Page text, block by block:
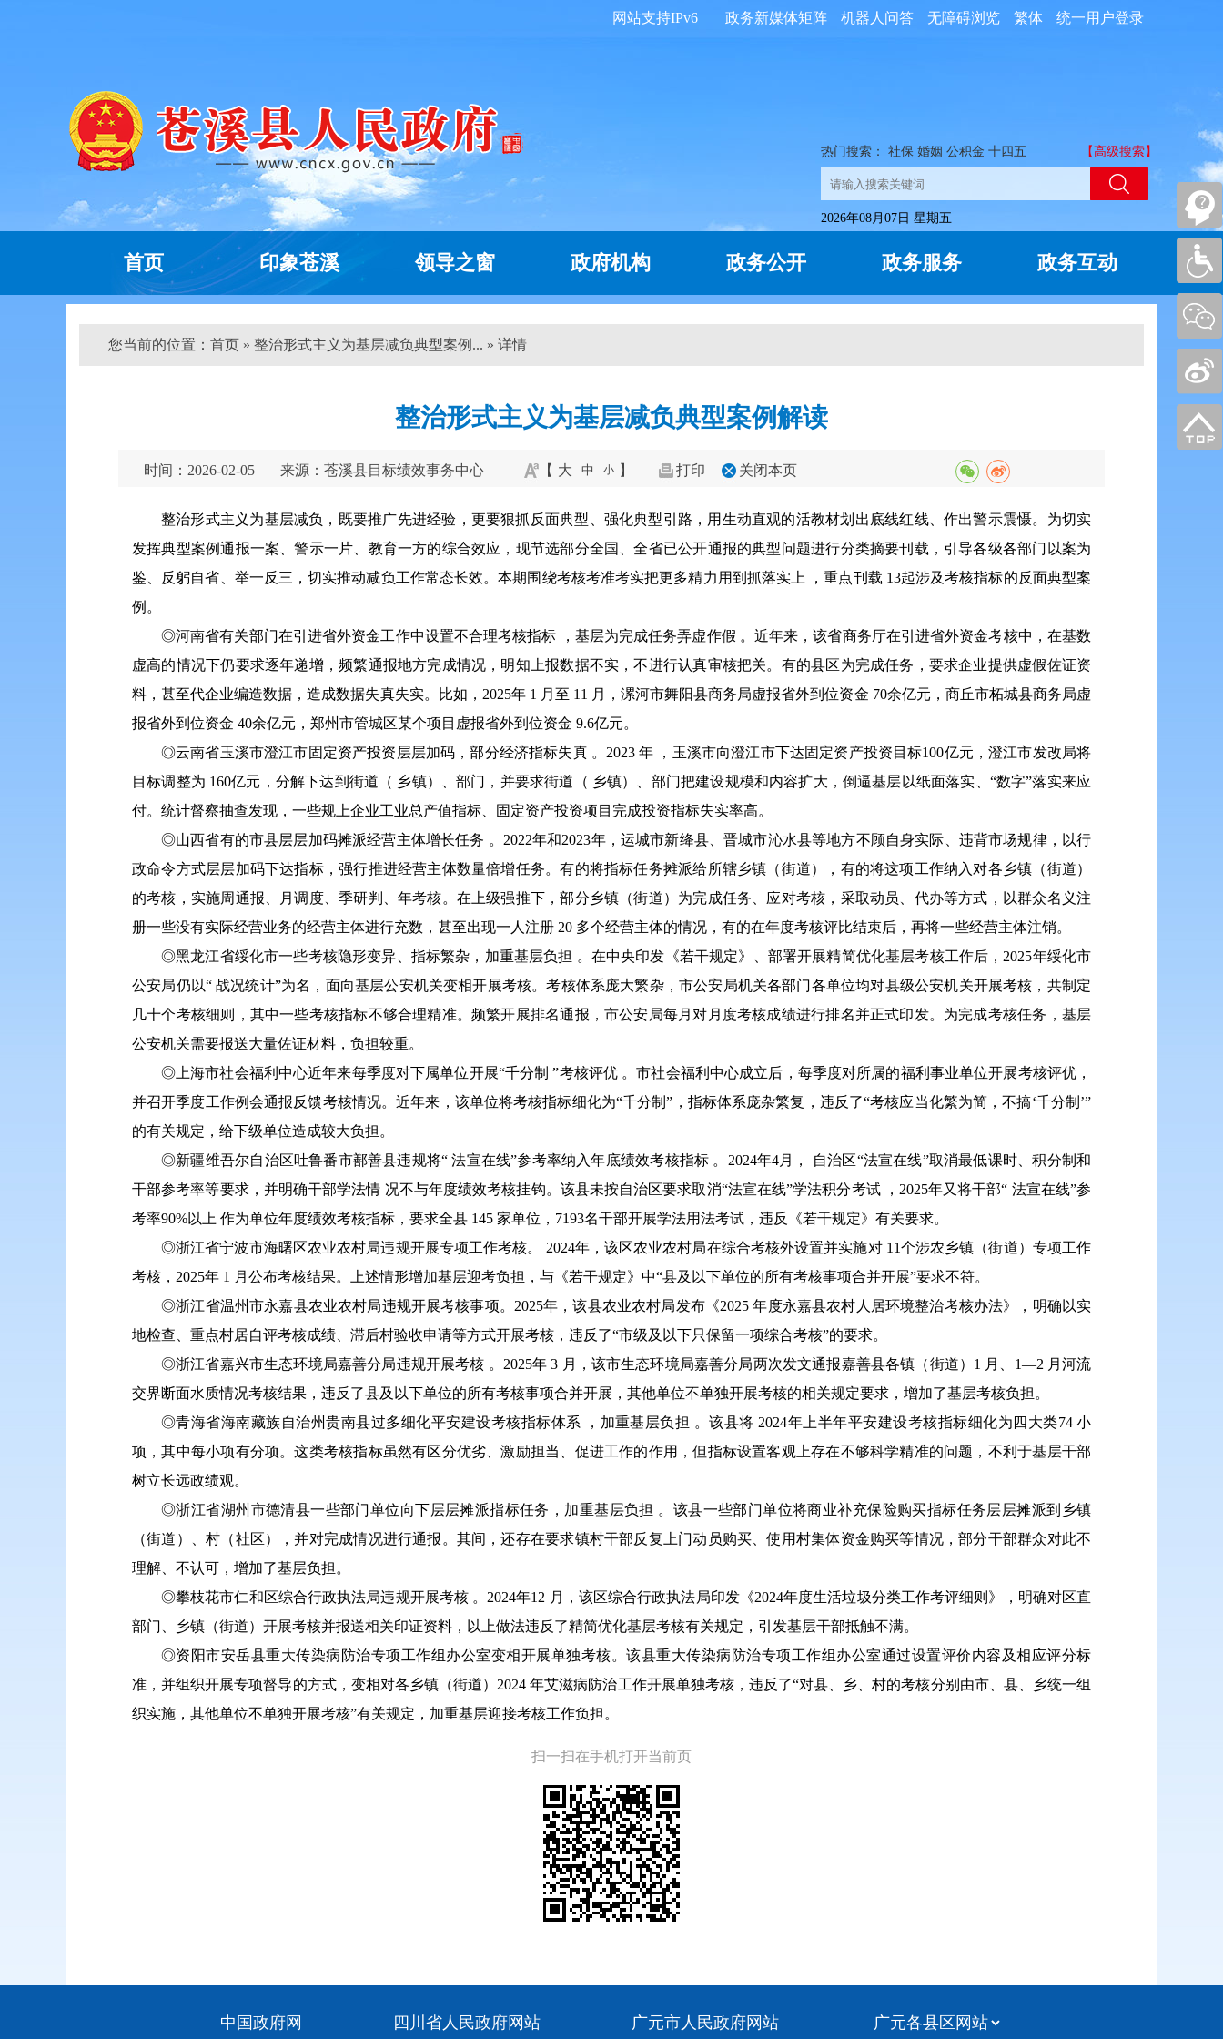
统一用户登录
繁体
无障碍浏览
机器人问答
政务新媒体矩阵
网站支持IPv6
热门搜索： 社保 婚姻 公积金 十四五 【高级搜索】
2026年08月07日 星期五
首页 印象苍溪 领导之窗 政府机构 政务公开 政务服务 政务互动
您当前的位置： 首页 » 整治形式主义为基层减负典型案例... » 详情
整治形式主义为基层减负典型案例解读
时间：2026-02-05 来源：苍溪县目标绩效事务中心 【 大 中 小 】 打印 关闭本页
整治形式主义为基层减负，既要推广先进经验，更要狠抓反面典型、强化典型引路，用生动直观的活教材划出底线红线、作出警示震慑。为切实
发挥典型案例通报一案、警示一片、教育一方的综合效应，现节选部分全国、全省已公开通报的典型问题进行分类摘要刊载，引导各级各部门以案为
鉴、反躬自省、举一反三，切实推动减负工作常态长效。本期围绕考核考准考实把更多精力用到抓落实上 ，重点刊载 13起涉及考核指标的反面典型案
例。
◎河南省有关部门在引进省外资金工作中设置不合理考核指标 ，基层为完成任务弄虚作假 。近年来，该省商务厅在引进省外资金考核中，在基数
虚高的情况下仍要求逐年递增，频繁通报地方完成情况，明知上报数据不实，不进行认真审核把关。有的县区为完成任务，要求企业提供虚假佐证资
料，甚至代企业编造数据，造成数据失真失实。比如，2025年 1 月至 11 月，漯河市舞阳县商务局虚报省外到位资金 70余亿元，商丘市柘城县商务局虚
报省外到位资金 40余亿元，郑州市管城区某个项目虚报省外到位资金 9.6亿元。
◎云南省玉溪市澄江市固定资产投资层层加码，部分经济指标失真 。2023 年 ，玉溪市向澄江市下达固定资产投资目标100亿元，澄江市发改局将
目标调整为 160亿元，分解下达到街道（ 乡镇）、部门，并要求街道（ 乡镇）、部门把建设规模和内容扩大，倒逼基层以纸面落实、“数字”落实来应
付。统计督察抽查发现，一些规上企业工业总产值指标、固定资产投资项目完成投资指标失实率高。
◎山西省有的市县层层加码摊派经营主体增长任务 。2022年和2023年，运城市新绛县、晋城市沁水县等地方不顾自身实际、违背市场规律，以行
政命令方式层层加码下达指标，强行推进经营主体数量倍增任务。有的将指标任务摊派给所辖乡镇（街道），有的将这项工作纳入对各乡镇（街道）
的考核，实施周通报、月调度、季研判、年考核。在上级强推下，部分乡镇（街道）为完成任务、应对考核，采取动员、代办等方式，以群众名义注
册一些没有实际经营业务的经营主体进行充数，甚至出现一人注册 20 多个经营主体的情况，有的在年度考核评比结束后，再将一些经营主体注销。
◎黑龙江省绥化市一些考核隐形变异、指标繁杂，加重基层负担 。在中央印发《若干规定》、部署开展精简优化基层考核工作后，2025年绥化市
公安局仍以“ 战况统计”为名，面向基层公安机关变相开展考核。考核体系庞大繁杂，市公安局机关各部门各单位均对县级公安机关开展考核，共制定
几十个考核细则，其中一些考核指标不够合理精准。频繁开展排名通报，市公安局每月对月度考核成绩进行排名并正式印发。为完成考核任务，基层
公安机关需要报送大量佐证材料，负担较重。
◎上海市社会福利中心近年来每季度对下属单位开展“千分制 ”考核评优 。市社会福利中心成立后，每季度对所属的福利事业单位开展考核评优，
并召开季度工作例会通报反馈考核情况。近年来，该单位将考核指标细化为“千分制”，指标体系庞杂繁复，违反了“考核应当化繁为简，不搞‘千分制’”
的有关规定，给下级单位造成较大负担。
◎新疆维吾尔自治区吐鲁番市鄯善县违规将“ 法宣在线”参考率纳入年底绩效考核指标 。2024年4月， 自治区“法宣在线”取消最低课时、积分制和
干部参考率等要求，并明确干部学法情 况不与年度绩效考核挂钩。该县未按自治区要求取消“法宣在线”学法积分考试 ，2025年又将干部“ 法宣在线”参
考率90%以上 作为单位年度绩效考核指标，要求全县 145 家单位，7193名干部开展学法用法考试，违反《若干规定》有关要求。
◎浙江省宁波市海曙区农业农村局违规开展专项工作考核。 2024年，该区农业农村局在综合考核外设置并实施对 11个涉农乡镇（街道）专项工作
考核，2025年 1 月公布考核结果。上述情形增加基层迎考负担，与《若干规定》中“县及以下单位的所有考核事项合并开展”要求不符。
◎浙江省温州市永嘉县农业农村局违规开展考核事项。2025年，该县农业农村局发布《2025 年度永嘉县农村人居环境整治考核办法》，明确以实
地检查、重点村居自评考核成绩、滞后村验收申请等方式开展考核，违反了“市级及以下只保留一项综合考核”的要求。
◎浙江省嘉兴市生态环境局嘉善分局违规开展考核 。2025年 3 月，该市生态环境局嘉善分局两次发文通报嘉善县各镇（街道）1 月、1—2 月河流
交界断面水质情况考核结果，违反了县及以下单位的所有考核事项合并开展，其他单位不单独开展考核的相关规定要求，增加了基层考核负担。
◎青海省海南藏族自治州贵南县过多细化平安建设考核指标体系 ，加重基层负担 。该县将 2024年上半年平安建设考核指标细化为四大类74 小
项，其中每小项有分项。这类考核指标虽然有区分优劣、激励担当、促进工作的作用，但指标设置客观上存在不够科学精准的问题，不利于基层干部
树立长远政绩观。
◎浙江省湖州市德清县一些部门单位向下层层摊派指标任务，加重基层负担 。该县一些部门单位将商业补充保险购买指标任务层层摊派到乡镇
（街道）、村（社区），并对完成情况进行通报。其间，还存在要求镇村干部反复上门动员购买、使用村集体资金购买等情况，部分干部群众对此不
理解、不认可，增加了基层负担。
◎攀枝花市仁和区综合行政执法局违规开展考核 。2024年12 月，该区综合行政执法局印发《2024年度生活垃圾分类工作考评细则》，明确对区直
部门、乡镇（街道）开展考核并报送相关印证资料，以上做法违反了精简优化基层考核有关规定，引发基层干部抵触不满。
◎资阳市安岳县重大传染病防治专项工作组办公室变相开展单独考核。该县重大传染病防治专项工作组办公室通过设置评价内容及相应评分标
准，并组织开展专项督导的方式，变相对各乡镇（街道）2024 年艾滋病防治工作开展单独考核，违反了“对县、乡、村的考核分别由市、县、乡统一组
织实施，其他单位不单独开展考核”有关规定，加重基层迎接考核工作负担。
扫一扫在手机打开当前页
中国政府网 四川省人民政府网站 广元市人民政府网站